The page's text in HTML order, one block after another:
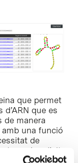
que permet
que es
de manera
una funció
de
assajos d’alt
de